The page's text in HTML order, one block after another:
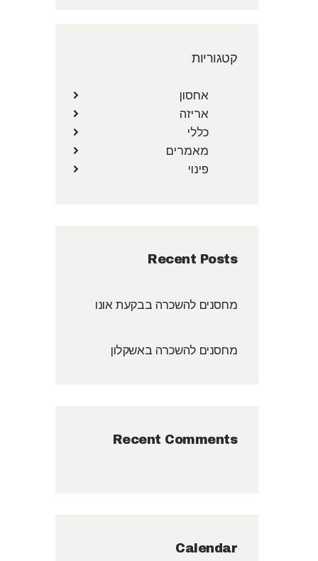
קטגוריות
אחסון
אריזה
כללי
מאמרים
פינוי
Recent Posts
מחסנים להשכרה בבקעת אונו
מחסנים להשכרה באשקלון
Recent Comments
Calendar